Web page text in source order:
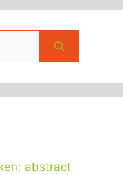
abstract